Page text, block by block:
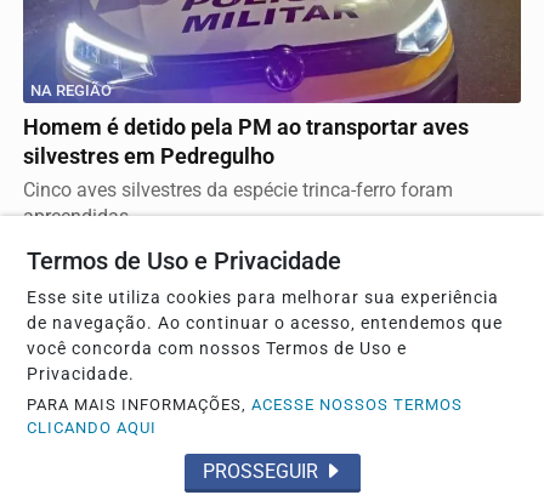
NA REGIÃO
Homem é detido pela PM ao transportar aves
silvestres em Pedregulho
Cinco aves silvestres da espécie trinca-ferro foram
apreendidas
Termos de Uso e Privacidade
Esse site utiliza cookies para melhorar sua experiência
de navegação. Ao continuar o acesso, entendemos que
você concorda com nossos Termos de Uso e
Privacidade.
PARA MAIS INFORMAÇÕES,ACESSE NOSSOS TERMOS
CLICANDO AQUI
PROSSEGUIR